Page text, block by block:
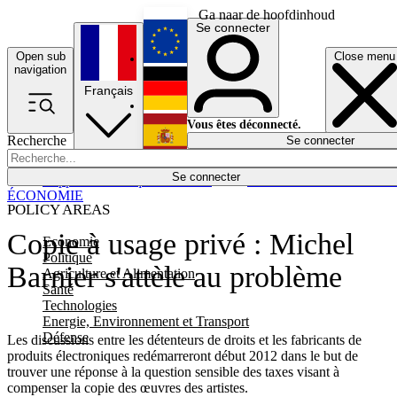
Ga naar de hoofdinhoud
Open sub
navigation
Close menu
Recherche
Se connecter
POLICY AREAS
Economie
Politique
Agriculture et Alimentation
Santé
Technologies
Energie, Environnement et Transport
Défense
Économie
Français
English
Deutsch
Español
Se connecter
Vous êtes déconnecté.
Se connecter
Copie à usage privé : Michel
Barnier s'attèle au problème
Les discussions entre les détenteurs de droits et les fabricants de
produits électroniques redémarreront début 2012 dans le but de
trouver une réponse à la question sensible des taxes visant à
compenser la copie des œuvres des artistes.
ÉCONOMIE